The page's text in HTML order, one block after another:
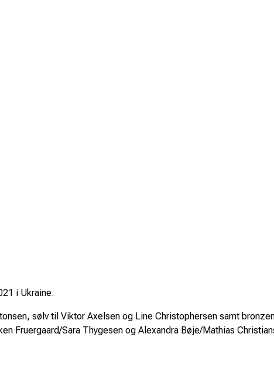
i Ukraine.
sølv til Viktor Axelsen og Line Christophersen samt
Fruergaard/Sara Thygesen og Alexandra Bøje/Mathias